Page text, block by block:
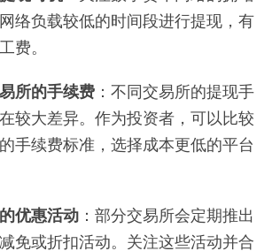
络负载较低的时间段进行提现，有
费。
所的手续费 ：不同交易所的提现手
较大差异。作为投资者，可以比较
手续费标准，选择成本更低的平台
优惠活动 ：部分交易所会定期推出
免或折扣活动。关注这些活动并合